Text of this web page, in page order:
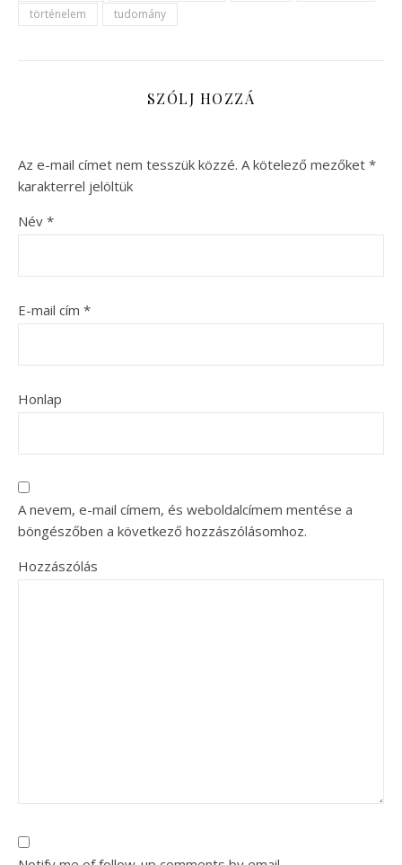
történelem
tudomány
SZÓLJ HOZZÁ
Az e-mail címet nem tesszük közzé. A kötelező mezőket *
karakterrel jelöltük
Név *
E-mail cím *
Honlap
A nevem, e-mail címem, és weboldalcímem mentése a
böngészőben a következő hozzászólásomhoz.
Hozzászólás